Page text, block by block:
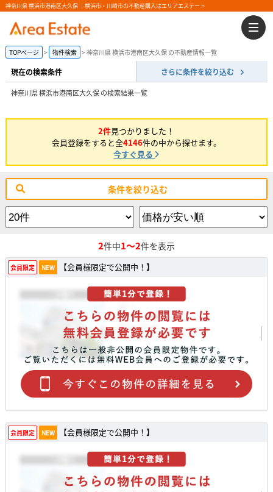
神奈川県 横浜市港南区大久保 ｜横浜市・川崎市の不動産購入はエリアエステート
TOPページ 物件検索 神奈川県 横浜市港南区大久保 の不動産情報一覧
現在の検索条件 さらに条件を絞り込む
神奈川県 横浜市港南区大久保 の検索結果一覧
2件見つかりました！
会員登録をすると全4146件の中から探せます。
今すぐ見る
条件を絞り込む
2件中1～2件を表示
会員限定 NEW 【会員様限定で公開中！】
会員限定 NEW 【会員様限定で公開中！】